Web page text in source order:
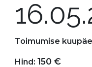
Toimumise
Hind: 150 €